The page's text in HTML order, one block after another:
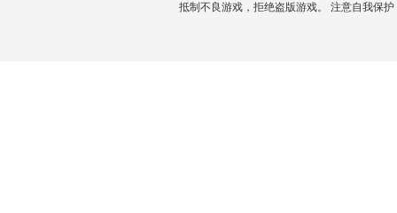
抵制不良游戏，拒绝盗版游戏。 注意自我保